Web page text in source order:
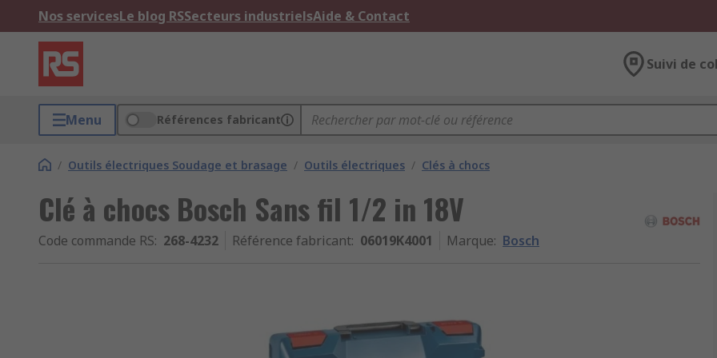
Nos servicesLe blog RSSecteurs industrielsAide & Contact
Suivi de
Menu Références fabricant
/ Outils électriques Soudage et brasage / Outils électriques / Clés à chocs
Clé à chocs Bosch Sans fil 1/2 in 18V
Code commande RS: 268-4232 Référence fabricant: 06019K4001 Marque: Bosch